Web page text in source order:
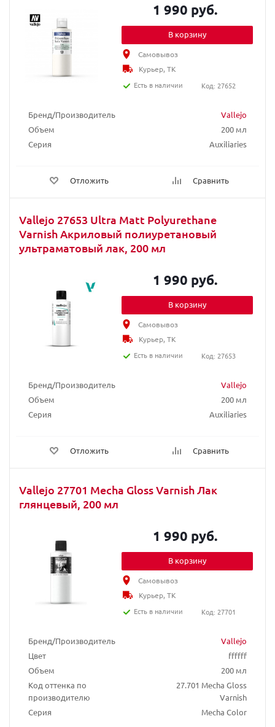
Бренд/Производитель
Vallejo
Объем
200 мл
Серия
Auxiliaries
Отложить Сравнить
1 990 руб.
В корзину
Самовывоз
Курьер, ТК
Есть в наличии
Код: 27652
Vallejo 27653 Ultra Matt Polyurethane
Varnish Акриловый полиуретановый
ультраматовый лак, 200 мл
Бренд/Производитель
Vallejo
Объем
200 мл
Серия
Auxiliaries
Отложить Сравнить
1 990 руб.
В корзину
Самовывоз
Курьер, ТК
Есть в наличии
Код: 27653
Vallejo 27701 Mecha Gloss Varnish Лак
глянцевый, 200 мл
Бренд/Производитель
Vallejo
Цвет
ffffff
Объем
200 мл
Код оттенка по
производителю
27.701 Mecha Gloss
Varnish
Серия
Mecha Color
1 990 руб.
В корзину
Самовывоз
Курьер, ТК
Есть в наличии
Код: 27701